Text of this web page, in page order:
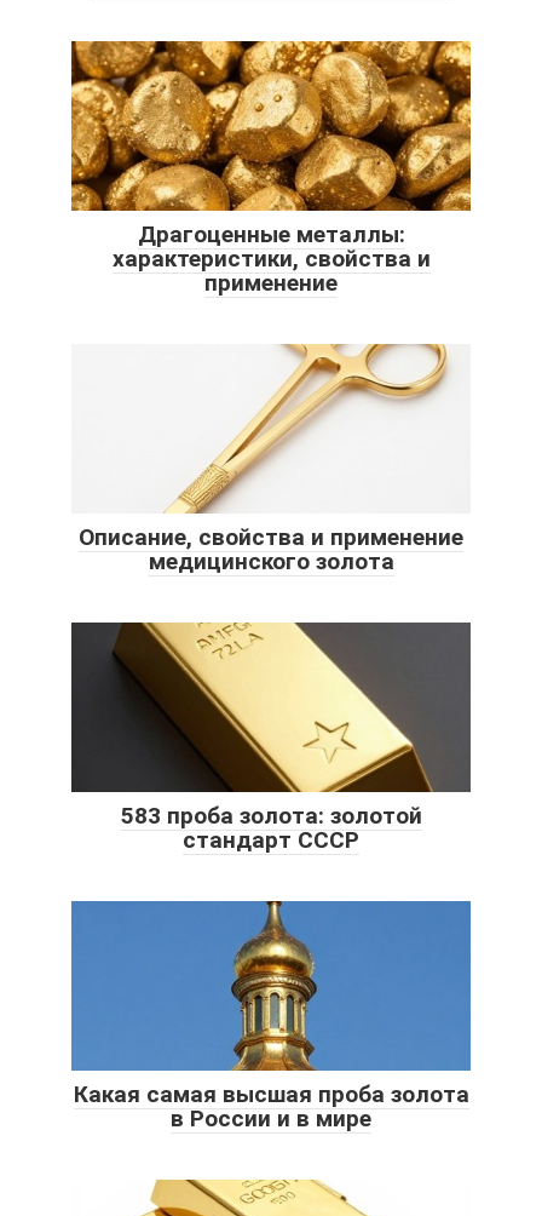
Драгоценные металлы:
характеристики, свойства и
применение
Описание, свойства и применение
медицинского золота
583 проба золота: золотой
стандарт СССР
Какая самая высшая проба золота
в России и в мире